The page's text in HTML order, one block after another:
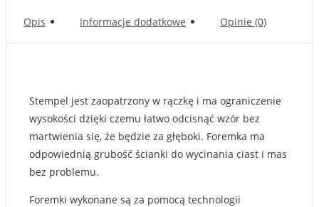
Opis Informacje dodatkowe Opinie (0)
Stempel jest zaopatrzony w rączkę i ma ograniczenie
wysokości dzięki czemu łatwo odcisnąć wzór bez
martwienia się, że będzie za głęboki. Foremka ma
odpowiednią grubość ścianki do wycinania ciast i mas
bez problemu.
Foremki wykonane są za pomocą technologii